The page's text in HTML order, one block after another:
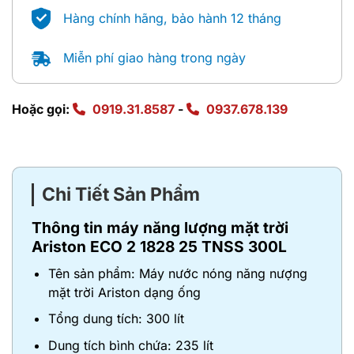
Hàng chính hãng, bảo hành 12 tháng
Miễn phí giao hàng trong ngày
Hoặc gọi: 0919.31.8587 - 0937.678.139
Chi Tiết Sản Phẩm
Thông tin máy năng lượng mặt trời
Ariston ECO 2 1828 25 TNSS 300L
Tên sản phẩm: Máy nước nóng năng nượng
mặt trời Ariston dạng ống
Tổng dung tích: 300 lít
Dung tích bình chứa: 235 lít